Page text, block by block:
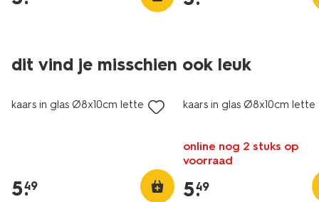
dit vind je misschien ook leuk
kaars in glas Ø8x10cm letter Y
5.
49
kaars in glas Ø8x10cm
online nog 2 stuks op
voorraad
5.
49